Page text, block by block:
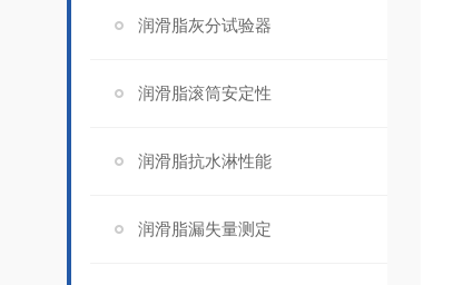
润滑脂灰分试验器
润滑脂滚筒安定性
润滑脂抗水淋性能
润滑脂漏失量测定